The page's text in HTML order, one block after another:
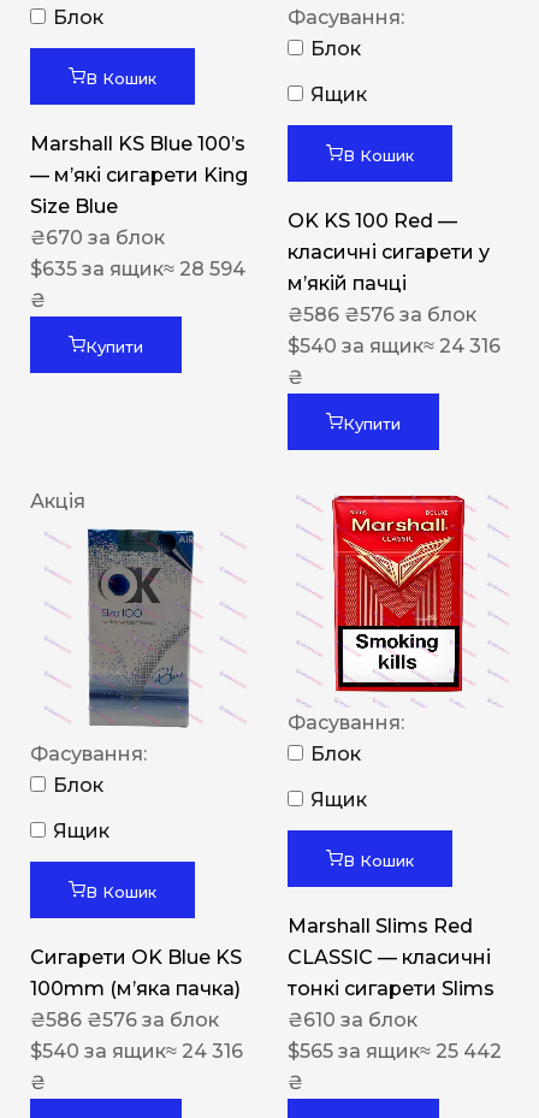
Блок
В Кошик
Marshall KS Blue 100’s
— м’які сигарети King
Size Blue
₴670 за блок
$635 за ящик≈ 28 594
₴
Купити
Фасування:
Блок
Ящик
В Кошик
OK KS 100 Red —
класичні сигарети у
м’якій пачці
₴586 ₴576 за блок
$540 за ящик≈ 24 316
₴
Купити
Акція
Фасування:
Блок
Ящик
В Кошик
Сигарети OK Blue KS
100mm (м’яка пачка)
₴586 ₴576 за блок
$540 за ящик≈ 24 316
₴
Фасування:
Блок
Ящик
В Кошик
Marshall Slims Red
CLASSIC — класичні
тонкі сигарети Slims
₴610 за блок
$565 за ящик≈ 25 442
₴